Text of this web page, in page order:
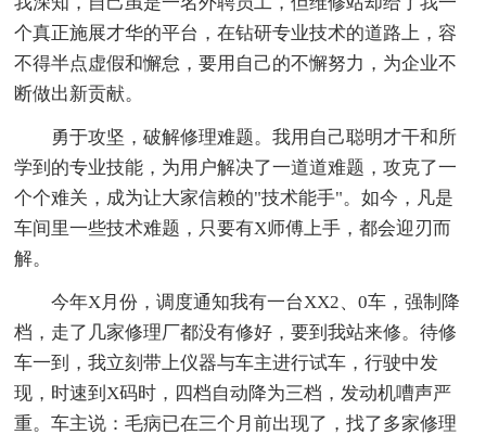
个真正施展才华的平台，在钻研专业技术的道路上，容
不得半点虚假和懈怠，要用自己的不懈努力，为企业不
断做出新贡献。
勇于攻坚，破解修理难题。我用自己聪明才干和所
学到的专业技能，为用户解决了一道道难题，攻克了一
个个难关，成为让大家信赖的"技术能手"。如今，凡是
车间里一些技术难题，只要有X师傅上手，都会迎刃而
解。
今年X月份，调度通知我有一台XX2、0车，强制降
档，走了几家修理厂都没有修好，要到我站来修。待修
车一到，我立刻带上仪器与车主进行试车，行驶中发
现，时速到X码时，四档自动降为三档，发动机嘈声严
重。车主说：毛病已在三个月前出现了，找了多家修理